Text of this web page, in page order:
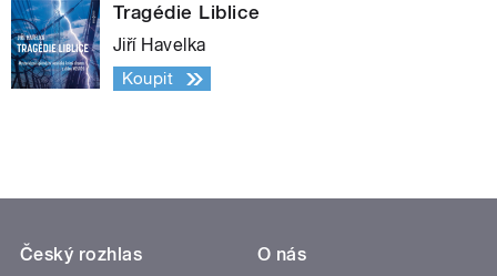
Tragédie Liblice
Jiří Havelka
Koupit
Český rozhlas
O nás